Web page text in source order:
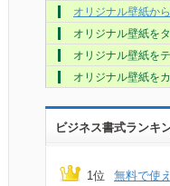
オリジナル壁紙か
オリジナル壁紙を
オリジナル壁紙を
オリジナル壁紙を
ビジネス書式ランキ
1位
無料で使